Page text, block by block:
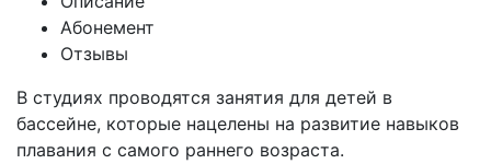
Абонемент
Отзывы
В студиях проводятся занятия для детей в
бассейне, которые нацелены на развитие навыков
плавания с самого раннего возраста.